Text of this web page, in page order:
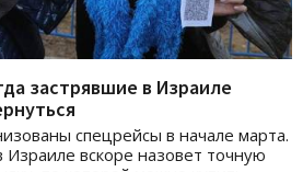
застрявшие в Израиле
спецрейсы в начале марта.
вскоре назовет точную